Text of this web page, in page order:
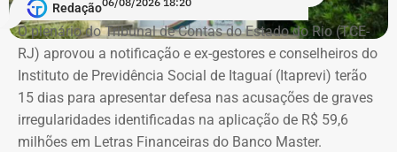
Brasil, Alex Ofredi Melim aparece como representante da
Melim Corretora de Seguros Ltda., empresa que atua no
setor de seguros e planos de saúde.
Redação
O plenário do Tribunal de Contas do Estado do Rio (TCE-
RJ) aprovou a notificação e ex-gestores e conselheiros do
Instituto de Previdência Social de Itaguaí (Itaprevi) terão
15 dias para apresentar defesa nas acusações de graves
irregularidades identificadas na aplicação de R$ 59,6
milhões em Letras Financeiras do Banco Master.